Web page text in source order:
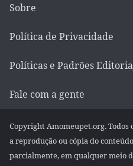
Sobre
Política de Privacidade
Políticas e Padrões
Fale com a gente
Copyright Amomeupet.org.
a reprodução ou cópia do
parcialmente, em qualquer meio